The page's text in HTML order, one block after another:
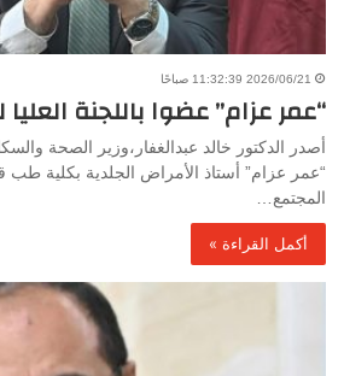
2026/06/21 11:32:39 صباحًا
“عمر عزام” عضوا باللجنة
أصدر الدكتور خالد عبدالغفار،وزير الصحة
“عمر عزام” أستاذ الأمراض الجلدية بكلية
المجتمع…
أكمل القراءة »